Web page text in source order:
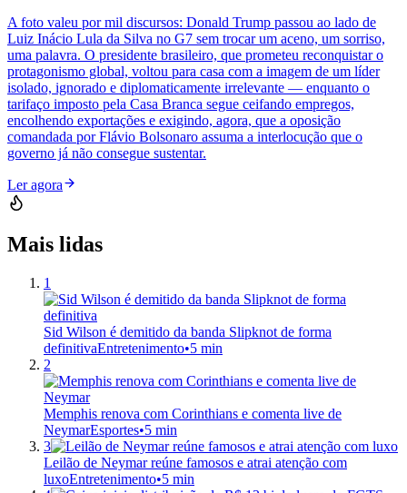
A foto valeu por mil discursos: Donald Trump passou ao lado de
Luiz Inácio Lula da Silva no G7 sem trocar um aceno, um sorriso,
uma palavra. O presidente brasileiro, que prometeu reconquistar o
protagonismo global, voltou para casa com a imagem de um líder
isolado, ignorado e diplomaticamente irrelevante — enquanto o
tarifaço imposto pela Casa Branca segue ceifando empregos,
encolhendo exportações e exigindo, agora, que a oposição
comandada por Flávio Bolsonaro assuma a interlocução que o
governo já não consegue sustentar.
Ler agora
Mais lidas
1
Sid Wilson é demitido da banda Slipknot de forma
definitivaEntretenimento•5 min
2
Memphis renova com Corinthians e comenta live de
NeymarEsportes•5 min
3
Leilão de Neymar reúne famosos e atrai atenção com
luxoEntretenimento•5 min